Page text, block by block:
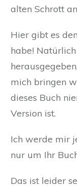
alten Schrott
Hier gibt es
habe!
mich bringen
dieses Buch
Version ist.
Ich werde mir
nur um Ihr
Das ist leider